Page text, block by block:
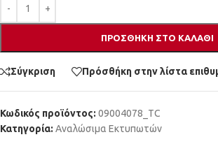
ΠΡΟΣΘΉΚΗ ΣΤΟ ΚΑΛΆΘΙ
Σύγκριση Πρόσθήκη στην λίστα
Κωδικός προϊόντος: 09004078_TC
Κατηγορία: Αναλώσιμα Εκτυπωτών